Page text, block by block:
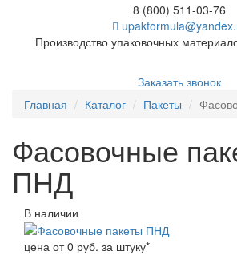
8 (800) 511-03-76
Производство упаковочных
Заказать звонок
Главная
Каталог Пакеты
Фасовочные
ПНД
В наличии
цена от0 руб. за штуку*